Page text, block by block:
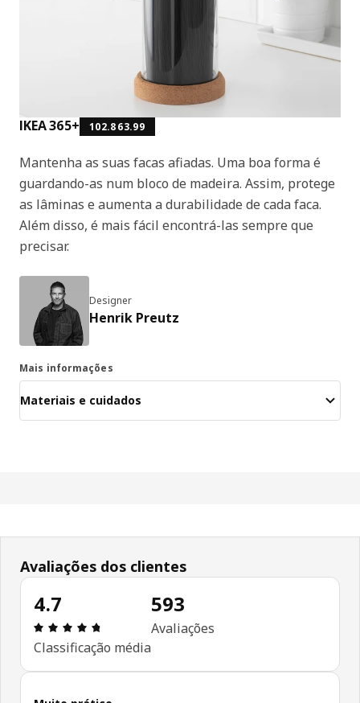
IKEA 365+ 102.863.99
Mantenha as suas facas afiadas. Uma boa forma é
guardando-as num bloco de madeira. Assim, protege
as lâminas e aumenta a durabilidade de cada faca.
Além disso, é mais fácil encontrá-las sempre que
precisar.
Designer
Henrik Preutz
Mais informações
Materiais e cuidados
Avaliações dos clientes
4.7
Avaliações: 4.7 de 5 estrelas. Total de
Classificação média
593
Avaliações